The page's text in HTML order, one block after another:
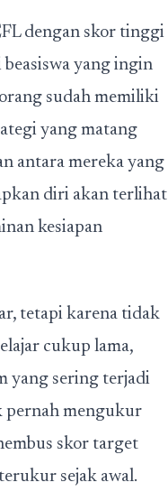
dengan skor tinggi
yang ingin
sudah memiliki
yang matang
antara mereka yang
diri akan terlihat
kesiapan
tetapi karena tidak
cukup lama,
yang sering terjadi
pernah mengukur
skor target
sejak awal.